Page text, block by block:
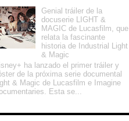
Genial tráiler de la
docuserie LIGHT &
MAGIC de Lucasfilm, que
relata la fascinante
historia de Industrial Light
& Magic
ha lanzado el primer tráiler y
de la próxima serie documental
& Magic de Lucasfilm e Imagine
Esta se...